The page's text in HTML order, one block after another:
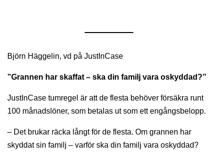
Björn Häggelin, vd på JustInCase
”Grannen har skaffat – ska din familj vara oskyddad?”
JustInCase tumregel är att de flesta behöver försäkra runt
100 månadslöner, som betalas ut som ett engångsbelopp.
– Det brukar räcka långt för de flesta. Om grannen har
skyddat sin familj – varför ska din familj vara oskyddad?